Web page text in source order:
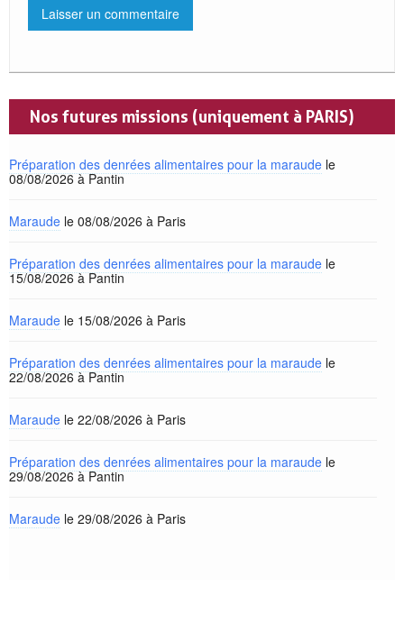
Nos futures missions (uniquement à PARIS)
Préparation des denrées alimentaires pour la maraude le
08/08/2026 à Pantin
Maraude le 08/08/2026 à Paris
Préparation des denrées alimentaires pour la maraude le
15/08/2026 à Pantin
Maraude le 15/08/2026 à Paris
Préparation des denrées alimentaires pour la maraude le
22/08/2026 à Pantin
Maraude le 22/08/2026 à Paris
Préparation des denrées alimentaires pour la maraude le
29/08/2026 à Pantin
Maraude le 29/08/2026 à Paris